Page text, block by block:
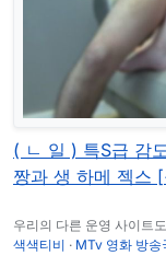
( ㄴ 일 ) 특S급 감
짱과 생 하메 젝스
우리의 다른 운영 사이트
색색티비 · MTv 영화 방송